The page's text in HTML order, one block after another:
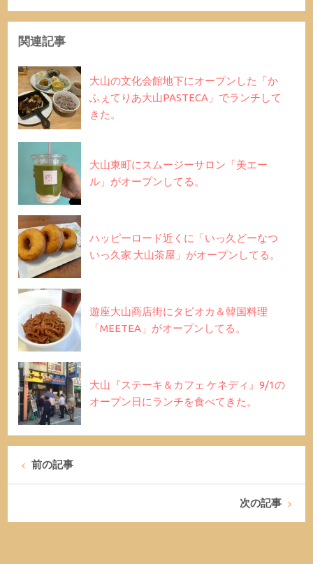
関連記事
大山の文化会館地下にオープンした「か
ふぇてりあ大山PASTECA」でランチして
きた。
大山東町にスムージーサロン「美エー
ル」がオープンしてる。
ハッピーロード近くに「いっ久どーなつ
いっ久家 大山茶屋」がオープンしてる。
遊座大山商店街にタピオカ＆韓国料理
「MEETEA」がオープンしてる。
大山『ステーキ＆カフェ ケネディ』9/1の
オープン日にランチを食べてきた。
前の記事
次の記事